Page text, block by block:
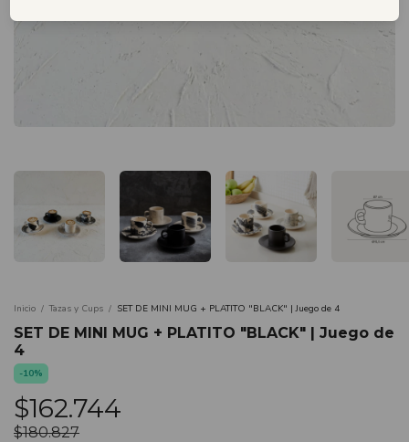
-10%
Inicio / Tazas y Cups / SET DE MINI MUG + PLATITO "BLACK" | Juego de 4
SET DE MINI MUG + PLATITO "BLACK" | Juego de
4
$162.744
$180.827